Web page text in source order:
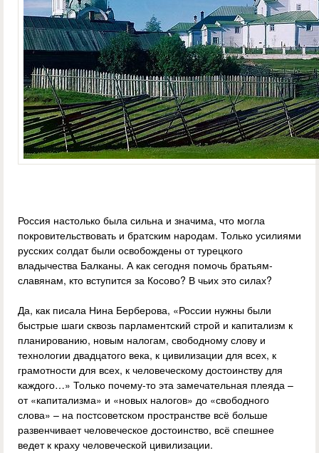
Россия настолько была сильна и значима, что могла
покровительствовать и братским народам. Только усилиями
русских солдат были освобождены от турецкого
владычества Балканы. А как сегодня помочь братьям-
славянам, кто вступится за Косово? В чьих это силах?
Да, как писала Нина Берберова, «России нужны были
быстрые шаги сквозь парламентский строй и капитализм к
планированию, новым налогам, свободному слову и
технологии двадцатого века, к цивилизации для всех, к
грамотности для всех, к человеческому достоинству для
каждого…» Только почему-то эта замечательная плеяда –
от «капитализма» и «новых налогов» до «свободного
слова» – на постсоветском пространстве всё больше
развенчивает человеческое достоинство, всё спешнее
ведет к краху человеческой цивилизации.